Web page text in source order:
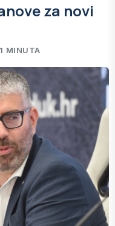
za novi
1 MINUTA